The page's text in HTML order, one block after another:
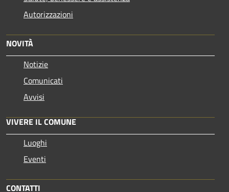
Autorizzazioni
NOVITÀ
Notizie
Comunicati
Avvisi
VIVERE IL COMUNE
Luoghi
Eventi
CONTATTI